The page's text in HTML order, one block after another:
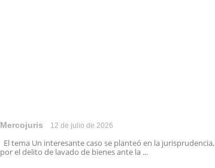
Mercojuris 12 de julio de 2026
El tema Un interesante caso se planteó en la jurisprudencia,
por el delito de lavado de bienes ante la ...